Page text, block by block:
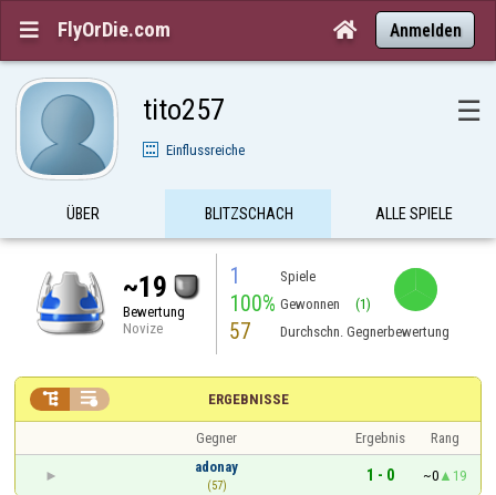
 FlyOrDie.com  Anmelden
tito257 ☰
Einflussreiche
ÜBER BLITZSCHACH ALLE SPIELE
~19
Bewertung
Novize
1 Spiele
100% Gewonnen (1)
57 Durchschn. Gegnerbewertung
ERGEBNISSE
 
Gegner Ergebnis
Rang
adonay
(57)
1 - 0 ~0 19